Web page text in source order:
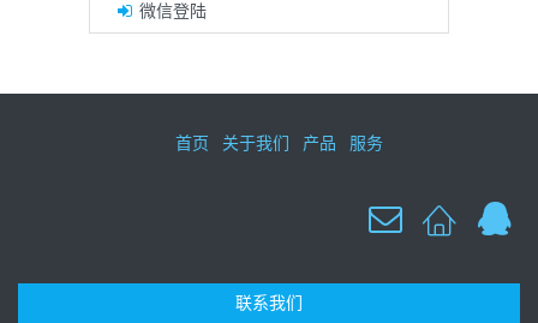
微信登陆
首页 关于我们 产品 服务
联系我们